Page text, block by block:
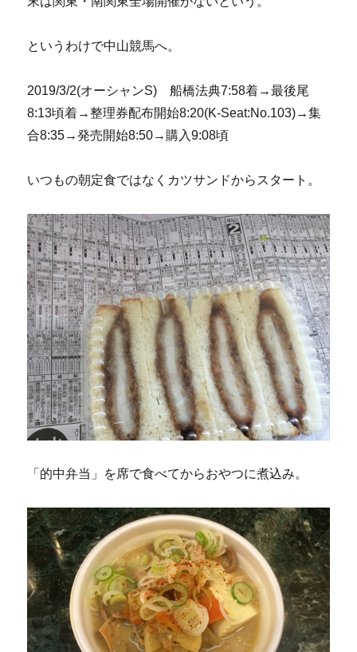
というわけで中山競馬へ。
2019/3/2(オーシャンS) 船橋法典7:58着→最後尾
8:13頃着→整理券配布開始8:20(K-Seat:No.103)→集
合8:35→発売開始8:50→購入9:08頃
いつもの朝定食ではなくカツサンドからスタート。
「的中弁当」を席で食べてからおやつに煮込み。